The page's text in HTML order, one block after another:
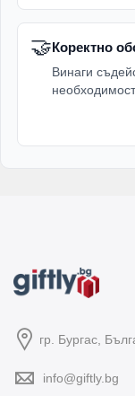
🤝Коректно
Винаги
гр. Бургас,
info@giftly.bg